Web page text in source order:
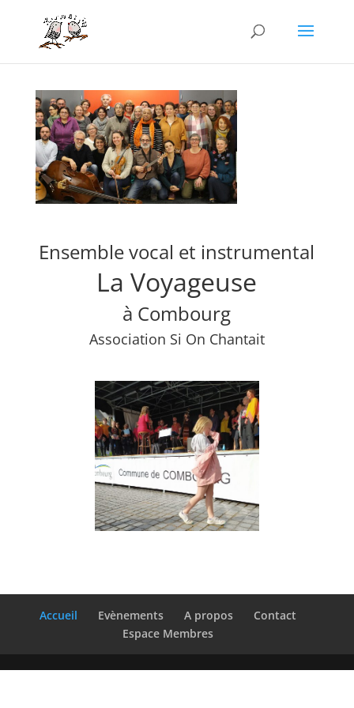
Ensemble vocal et instrumental
La Voyageuse
à Combourg
Association Si On Chantait
Accueil Evènements A propos
Contact
Espace Membres